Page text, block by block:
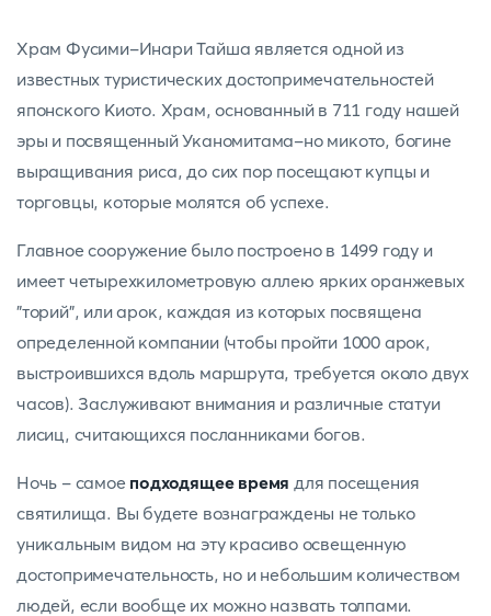
Храм Фусими-Инари Тайша является одной из
известных туристических достопримечательностей
японского Киото. Храм, основанный в 711 году нашей
эры и посвященный Уканомитама-но микото, богине
выращивания риса, до сих пор посещают купцы и
торговцы, которые молятся об успехе.
Главное сооружение было построено в 1499 году и
имеет четырехкилометровую аллею ярких оранжевых
"торий", или арок, каждая из которых посвящена
определенной компании (чтобы пройти 1000 арок,
выстроившихся вдоль маршрута, требуется около двух
часов). Заслуживают внимания и различные статуи
лисиц, считающихся посланниками богов.
Ночь - самое подходящее время для посещения
святилища. Вы будете вознаграждены не только
уникальным видом на эту красиво освещенную
достопримечательность, но и небольшим количеством
людей, если вообще их можно назвать толпами.